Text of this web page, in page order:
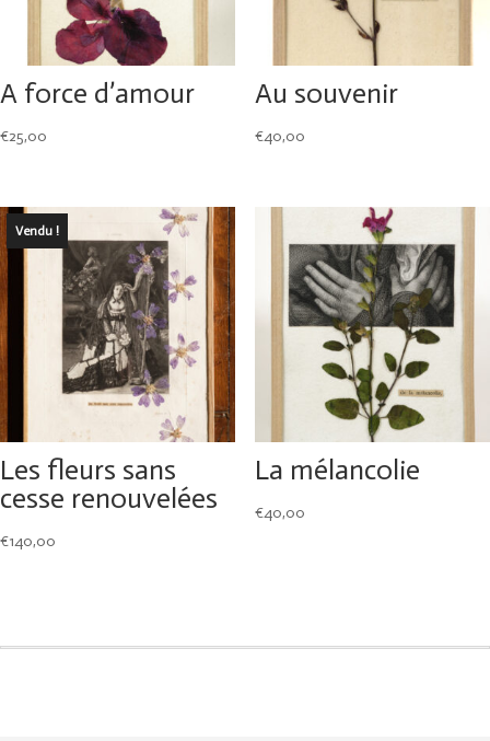
A force d’amour
€25,00
Au souvenir
€40,00
Vendu !
Les fleurs sans
cesse renouvelées
€140,00
La mélancolie
€40,00